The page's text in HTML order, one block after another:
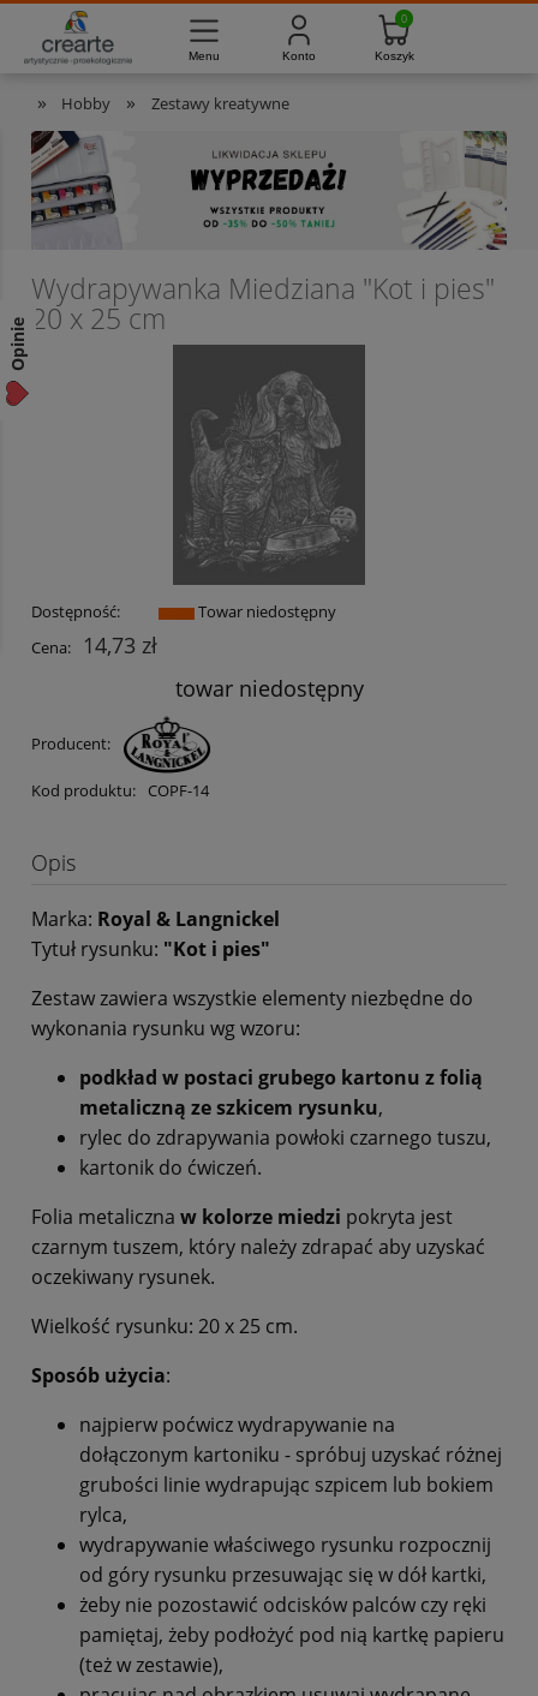
» Hobby » Zestawy kreatywne
Wydrapywanka Miedziana "Kot i pies"
20 x 25 cm
Dostępność:
Towar niedostępny
Cena:
14,73 zł
towar niedostępny
Producent:
Kod produktu: COPF-14
Opis
Marka: Royal & Langnickel
Tytuł rysunku: "Kot i pies"
Zestaw zawiera wszystkie elementy niezbędne do
wykonania rysunku wg wzoru:
podkład w postaci grubego kartonu z folią
metaliczną ze szkicem rysunku,
rylec do zdrapywania powłoki czarnego tuszu,
kartonik do ćwiczeń.
Folia metaliczna w kolorze miedzi pokryta jest
czarnym tuszem, który należy zdrapać aby uzyskać
oczekiwany rysunek.
Wielkość rysunku: 20 x 25 cm.
Sposób użycia:
najpierw poćwicz wydrapywanie na
dołączonym kartoniku - spróbuj uzyskać różnej
grubości linie wydrapując szpicem lub bokiem
rylca,
wydrapywanie właściwego rysunku rozpocznij
od góry rysunku przesuwając się w dół kartki,
żeby nie pozostawić odcisków palców czy ręki
pamiętaj, żeby podłożyć pod nią kartkę papieru
(też w zestawie),
Masz pytania? 733-012-789 Pon. - Pt. 8:00 - 16:00
Opinie